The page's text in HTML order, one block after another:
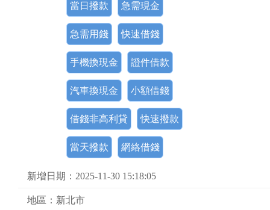
當日撥款 急需現金
急需用錢 快速借錢
手機換現金 證件借款
汽車換現金 小額借錢
借錢非高利貸 快速撥款
當天撥款 網絡借錢
新增日期：2025-11-30 15:18:05
地區：新北市